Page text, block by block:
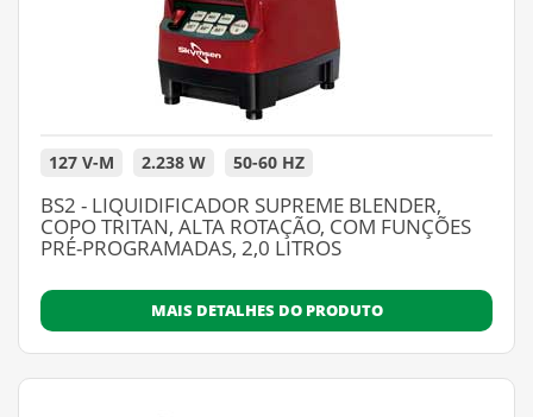
127 V-M 2.238 W 50-60 HZ
BS2 - LIQUIDIFICADOR SUPREME BLENDER,
COPO TRITAN, ALTA ROTAÇÃO, COM FUNÇÕES
PRÉ-PROGRAMADAS, 2,0 LITROS
MAIS DETALHES DO PRODUTO